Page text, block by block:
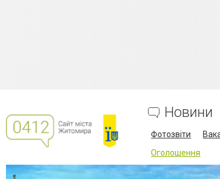
Новини
Фотозвіти
Оголошення